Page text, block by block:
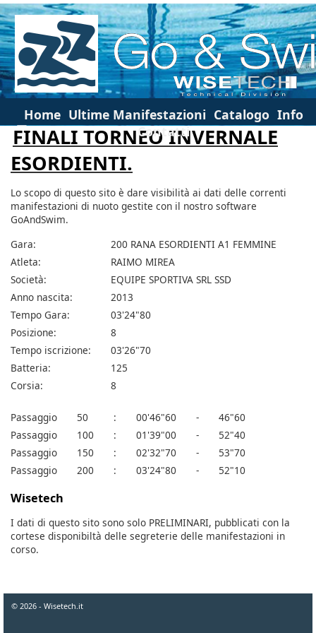
Home Ultime Manifestazioni Catalogo Info
Contatti
FINALI TORNEO INVERNALE
ESORDIENTI.
Lo scopo di questo sito è dare visibilità ai dati delle correnti
manifestazioni di nuoto gestite con il nostro software
GoAndSwim.
Gara:
200 RANA ESORDIENTI A1 FEMMINE
Atleta:
RAIMO MIREA
Società:
EQUIPE SPORTIVA SRL SSD
Anno nascita:
2013
Tempo Gara:
03'24"80
Posizione:
8
Tempo iscrizione:
03'26"70
Batteria:
125
Corsia:
8
Passaggio 50 : 00'46"60 -
46"60
Passaggio
100 : 01'39"00 -
52"40
Passaggio
150 : 02'32"70 -
53"70
Passaggio
200 : 03'24"80 - 52"10
Wisetech
I dati di questo sito sono solo PRELIMINARI, pubblicati con la
cortese disponibiltà delle segreterie delle manifestazioni in
corso.
© 2026 - Wisetech.it